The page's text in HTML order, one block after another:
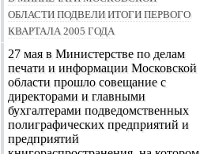
области подвели итоги первого
квартала 2005 года
27 мая в Министерстве по делам
печати и информации Московской
области прошло совещание с
директорами и главными
бухгалтерами подведомственных
полиграфических предприятий и
предприятий